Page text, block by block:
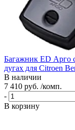
Багажник ED Арго
дугах для Citroen
В наличии
7 410 руб. /комп.
-
В корзину